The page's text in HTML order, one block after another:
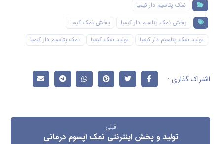
نمک پتاسیم دار کیمیا
پخش نمک پتاسیم دار کیمیا
پخش نمک کیمیا
تولید نمک پتاسیم دار کیمیا
تولید نمک کیمیا نمک پتاسیم دار کیمیا
قبلی
تولید و پخش اینترنتی نمک اپسوم درمانی